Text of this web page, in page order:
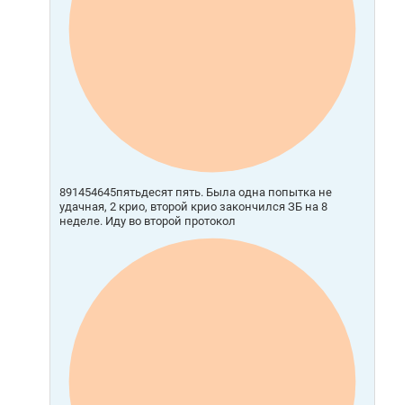
891454645пятьдесят пять. Была одна попытка не
удачная, 2 крио, второй крио закончился ЗБ на 8
неделе. Иду во второй протокол